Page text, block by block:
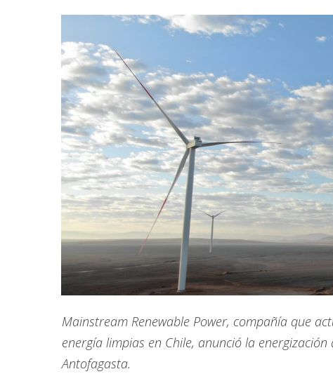
Mainstream Renewable Power, compañía que
energía limpias en Chile, anunció la
Antofagasta.